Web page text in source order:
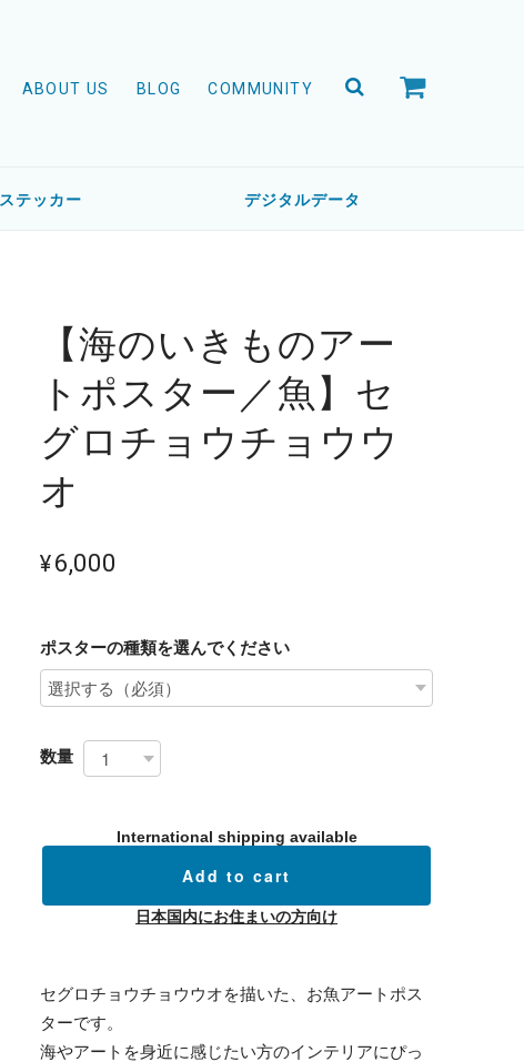
ABOUT US BLOG COMMUNITY
ステッカー デジタルデータ
【海のいきものアー
トポスター／魚】セ
グロチョウチョウウ
オ
¥6,000
ポスターの種類を選んでください
数量
International shipping available
Add to cart
日本国内にお住まいの方向け
セグロチョウチョウウオを描いた、お魚アートポス
ターです。
海やアートを身近に感じたい方のインテリアにぴっ